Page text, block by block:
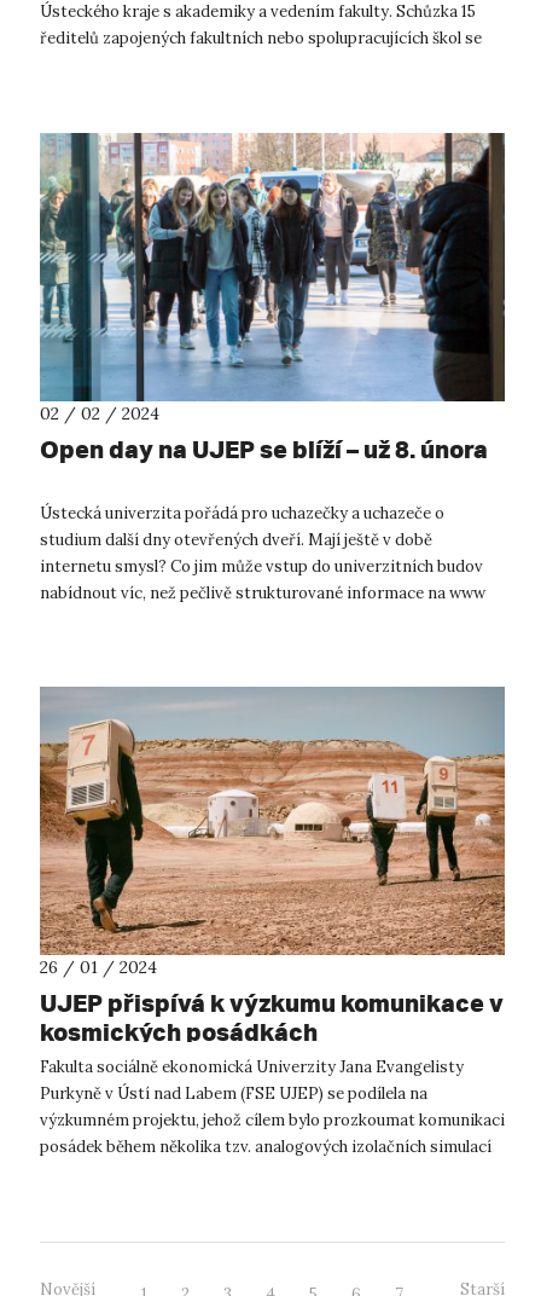
Ústeckého kraje s akademiky a vedením fakulty. Schůzka 15
ředitelů zapojených fakultních nebo spolupracujících škol se
02 / 02 / 2024
Open day na UJEP se blíží – už 8. února
Ústecká univerzita pořádá pro uchazečky a uchazeče o
studium další dny otevřených dveří. Mají ještě v době
internetu smysl? Co jim může vstup do univerzitních budov
nabídnout víc, než pečlivě strukturované informace na www
26 / 01 / 2024
UJEP přispívá k výzkumu komunikace v
kosmických posádkách
Fakulta sociálně ekonomická Univerzity Jana Evangelisty
Purkyně v Ústí nad Labem (FSE UJEP) se podílela na
výzkumném projektu, jehož cílem bylo prozkoumat komunikaci
posádek během několika tzv. analogových izolačních simulací
Novější Starší